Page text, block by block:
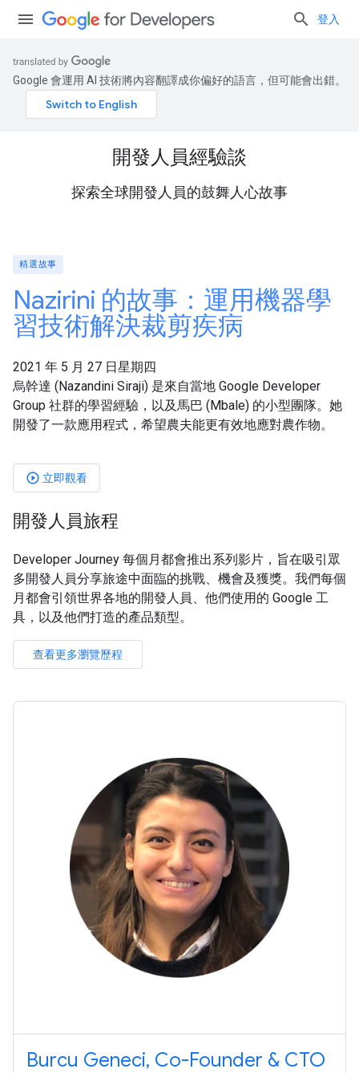
登入
Google 會運用 AI 技術將內容翻譯成你偏好的語言，但可能會出錯。
開發人員經驗談
探索全球開發人員的鼓舞人心故事
精選故事
Nazirini 的故事：運用機器學
習技術解決裁剪疾病
2021 年 5 月 27 日星期四
烏幹達 (Nazandini Siraji) 是來自當地 Google Developer
Group 社群的學習經驗，以及馬巴 (Mbale) 的小型團隊。她
開發了一款應用程式，希望農夫能更有效地應對農作物。
play_circle_outlined立即觀看
開發人員旅程
Developer Journey 每個月都會推出系列影片，旨在吸引眾
多開發人員分享旅途中面臨的挑戰、機會及獲獎。我們每個
月都會引領世界各地的開發人員、他們使用的 Google 工
具，以及他們打造的產品類型。
查看更多瀏覽歷程
Burcu Geneci, Co-Founder & CTO